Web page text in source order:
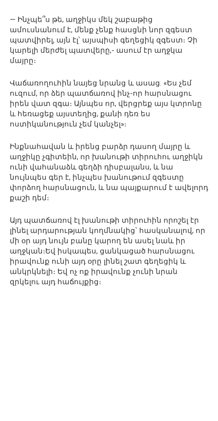
— Ինչպե՞ս թե, աղջիկս մեկ շաբաթից
ամուսնանում է, մենք չենք հասցնի նոր զգեստ
պատվիրել, այն էլ՝ այսպիսի գեղեցիկ զգեստ։ Չի
կարելի մերժել պատվերը,- ասում էր աղջկա
մայրը։
Վաճառողուհին նայեց նրանց և ասաց. «Ես չեմ
ուզում, որ ձեր պատճառով ինչ-որ հարսնացու
իրեն վատ զգա։ Այնպես որ, վերցրեք այս կտրոնը
և հեռացեք այստեղից, քանի դեռ ես
ոստիկանություն չեմ կանչել»։
Ինքնահավան և իրենց բարձր դասող մայրը և
աղջիկը չգիտեին, որ խանութի տիրուհու աղջիկն
ունի վահանաձև գեղձի դիսբալանս, և նա
նույնպես գեր է, ինչպես խանութում զգեստը
փորձող հարսնացուն, և նա պայքարում է ավելորդ
քաշի դեմ։
Այդ պատճառով էլ խանութի տիրուհին որոշել էր
լինել արդարության կողմնակից՝ հասկանալով, որ
մի օր այդ նույն բանը կարող են ասել նաև իր
աղջկան։Եվ իսկապես, ցանկացած հարսնացու
իրավունք ունի այդ օրը լինել շատ գեղեցիկ և
անկրկնելի։ Եվ ոչ ոք իրավունք չունի նրան
զրկելու այդ հաճույքից։